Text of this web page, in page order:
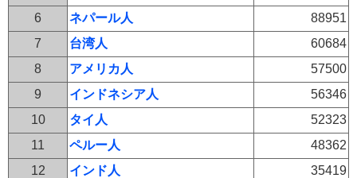
6
ネパール人
88951
7
台湾人
60684
8
アメリカ人
57500
9
インドネシア人
56346
10
タイ人
52323
11
ペルー人
48362
12
インド人
35419